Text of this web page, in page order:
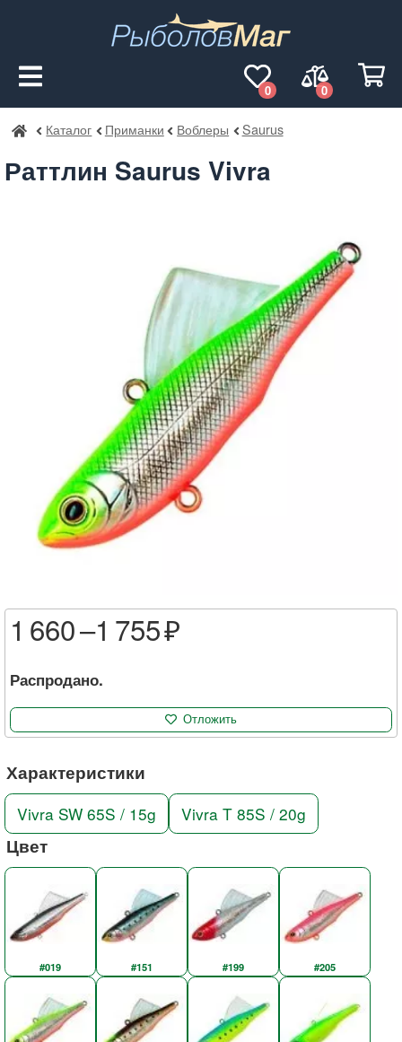
0
0
РыболовМаг
Каталог Приманки Воблеры Saurus
Раттлин Saurus Vivra
Характеристики
Vivra SW 65S / 15g Vivra T 85S / 20g
Цвет
#019 #151 #199 #205
1 660 –1 755
Распродано.
Отложить